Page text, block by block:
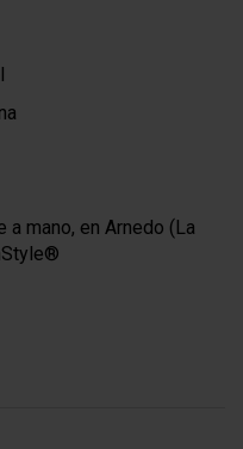
mano, en Arnedo (La